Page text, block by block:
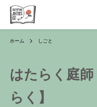
ホーム しごと
はたらく庭
らく】